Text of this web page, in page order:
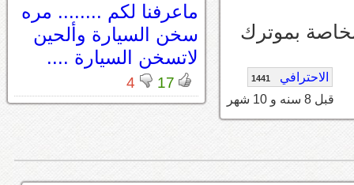
بموترك
الاحترافي 1441
قبل 8 سنه و 10 شهر
ماعرفنا لكم ........ مره
سخن السيارة وألحين
لاتسخن السيارة ....
17
4